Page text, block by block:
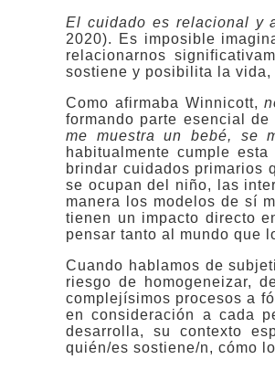
El cuidado es relacional y
2020). Es imposible
relacionarnos
sostiene y posibilita la
Como afirmaba Winnicott,
formando parte esencial
me muestra un bebé, se
habitualmente cumple
brindar cuidados primarios
se ocupan del niño, las
manera los modelos de sí
tienen un impacto directo
pensar tanto al mundo que
Cuando hablamos de
riesgo de homogeneizar,
complejísimos procesos a
en consideración a cada
desarrolla, su contexto
quién/es sostiene/n, cómo